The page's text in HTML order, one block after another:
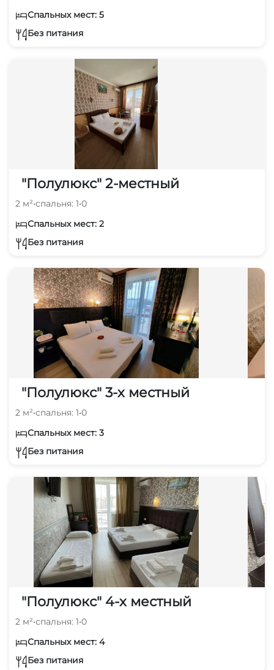
Спальных мест: 5
Без питания
"Полулюкс" 2-местный
2 м²•спальня: 1•0
Спальных мест: 2
Без питания
"Полулюкс" 3-х местный
2 м²•спальня: 1•0
Спальных мест: 3
Без питания
"Полулюкс" 4-х местный
2 м²•спальня: 1•0
Спальных мест: 4
Без питания